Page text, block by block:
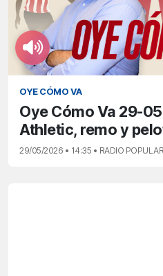
OYE CÓMO VA
Oye Cómo Va 29-
Athletic, remo y
29/05/2026 • 14:35 • RADIO POPULAR